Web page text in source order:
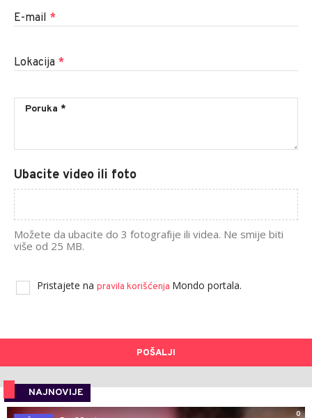
E-mail *
Lokacija *
Ubacite video ili foto
Možete da ubacite do 3 fotografije ili videa. Ne smije biti
više od 25 MB.
Pristajete na pravila korišćenja Mondo portala.
POŠALJI
NAJNOVIJE
0